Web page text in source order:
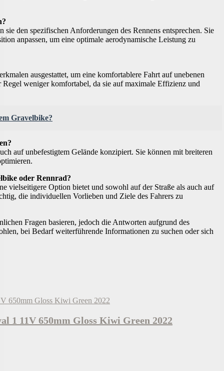
den spezifischen Anforderungen des Rennens entsprechen. Sie
anpassen, um eine optimale aerodynamische Leistung zu
ausgestattet, um eine komfortablere Fahrt auf unebenen
weniger komfortabel, da sie auf maximale Effizienz und
Gravelbike?
auf unbefestigtem Gelände konzipiert. Sie können mit breiteren
oder Rennrad?
vielseitigere Option bietet und sowohl auf der Straße als auch auf
die individuellen Vorlieben und Ziele des Fahrers zu
Fragen basieren, jedoch die Antworten aufgrund des
bei Bedarf weiterführende Informationen zu suchen oder sich
1 11V 650mm Gloss Kiwi Green 2022